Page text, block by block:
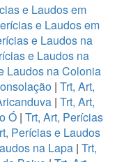
e Laudos em
e Laudos em
e Laudos na
e Laudos na
Laudos na Colonia
| Trt, Art,
| Trt, Art,
Ó| Trt, Art, Perícias
Perícias e Laudos
na Lapa| Trt,